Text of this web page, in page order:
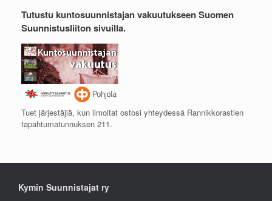
Tutustu kuntosuunnistajan vakuutukseen Suomen
Suunnistusliiton sivuilla.
Tuet järjestäjiä, kun ilmoitat ostosi yhteydessä Rannikkorastien
tapahtumatunnuksen 211.
Kymin Suunnistajat ry